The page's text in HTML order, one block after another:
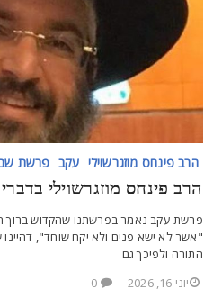
הרב פינחס מוזגרשוילי עקב פרשת
פינחס מוזגרשוילי
עקב נאמר בפרשתנו שהקדוש ברוך הוא
לא ישא פנים ולא יקח שוחד", דהיינו
ולפיכך גם
יוני 16, 2026
0